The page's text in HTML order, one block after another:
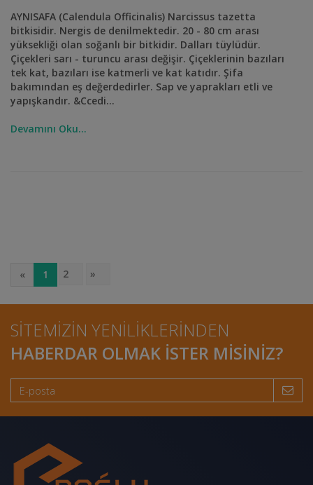
AYNISAFA (Calendula Officinalis) Narcissus tazetta
bitkisidir. Nergis de denilmektedir. 20 - 80 cm arası
yüksekliği olan soğanlı bir bitkidir. Dalları tüylüdür.
Çiçekleri sarı - turuncu arası değişir. Çiçeklerinin bazıları
tek kat, bazıları ise katmerli ve kat katıdır. Şifa
bakımından eş değerdedirler. Sap ve yaprakları etli ve
yapışkandır. &Ccedi...
Devamını Oku...
« 1 2 »
SITEMIZIN YENILIKLERINDEN
HABERDAR OLMAK ISTER MISINIZ?